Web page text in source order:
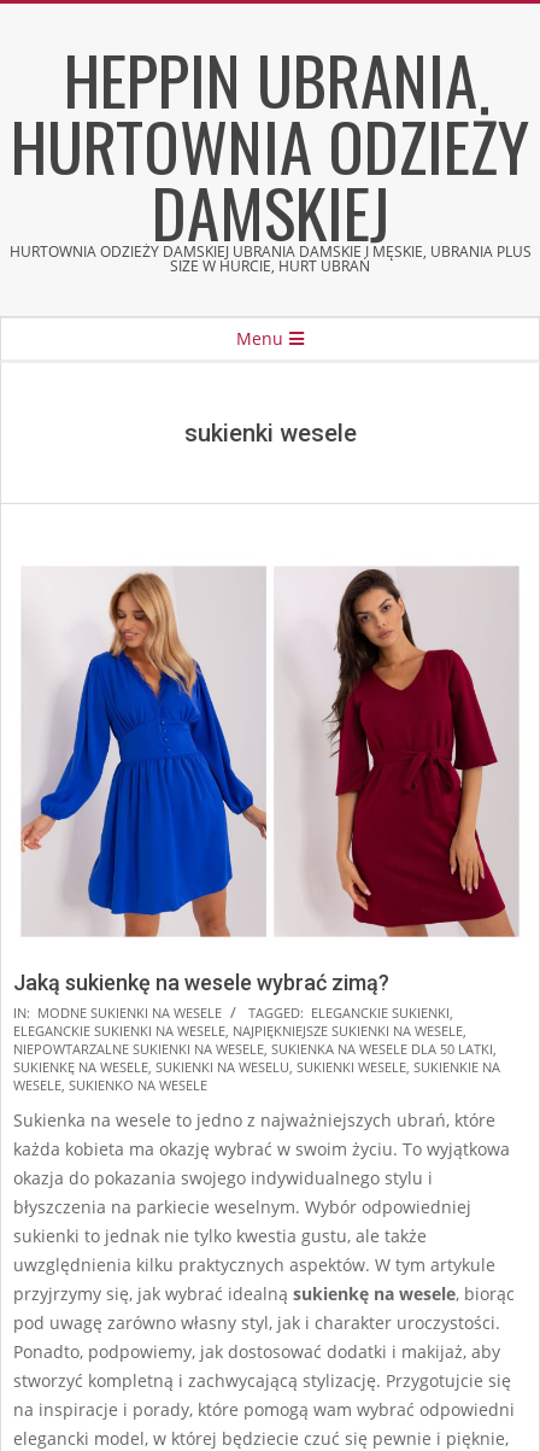
HEPPIN UBRANIA
HURTOWNIA ODZIEŻY
DAMSKIEJ
HURTOWNIA ODZIEŻY DAMSKIEJ UBRANIA DAMSKIE I MĘSKIE, UBRANIA PLUS
SIZE W HURCIE, HURT UBRAŃ
Menu
sukienki wesele
Jaką sukienkę na wesele wybrać zimą?
2026-
04-
12
IN: MODNE SUKIENKI NA WESELE TAGGED: ELEGANCKIE SUKIENKI
ELEGANCKIE SUKIENKI NA WESELE NAJPIĘKNIEJSZE SUKIENKI NA WESELE
NIEPOWTARZALNE SUKIENKI NA WESELE SUKIENKA NA WESELE DLA 50 LATKI
SUKIENKĘ NA WESELE SUKIENKI NA WESELU SUKIENKI WESELE SUKIENKIE NA
WESELE SUKIENKO NA WESELE
Sukienka na wesele to jedno z najważniejszych ubrań, które
każda kobieta ma okazję wybrać w swoim życiu. To wyjątkowa
okazja do pokazania swojego indywidualnego stylu i
błyszczenia na parkiecie weselnym. Wybór odpowiedniej
sukienki to jednak nie tylko kwestia gustu, ale także
uwzględnienia kilku praktycznych aspektów. W tym artykule
przyjrzymy się, jak wybrać idealną sukienkę na wesele, biorąc
pod uwagę zarówno własny styl, jak i charakter uroczystości.
Ponadto, podpowiemy, jak dostosować dodatki i makijaż, aby
stworzyć kompletną i zachwycającą stylizację. Przygotujcie się
na inspiracje i porady, które pomogą wam wybrać odpowiedni
elegancki model, w której będziecie czuć się pewnie i pięknie,